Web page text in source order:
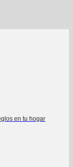
en tu hogar